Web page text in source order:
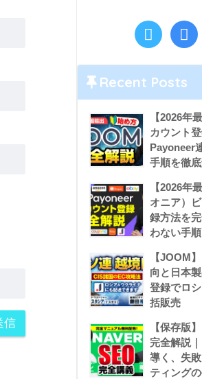
Recent Posts
【2026年
カウント
Payoneer
手順を徹
【2026年
オニア）
録方法を
わない手
【JOOM
向と日本
登録でロ
括販売
【保存版
完全解説
導く、失
ティングの